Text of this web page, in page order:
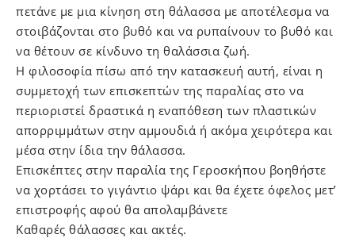
πετάνε με μια κίνηση στη θάλασσα με αποτέλεσμα να
στοιβάζονται στο βυθό και να ρυπαίνουν το βυθό και
να θέτουν σε κίνδυνο τη θαλάσσια ζωή.
Η φιλοσοφία πίσω από την κατασκευή αυτή, είναι η
συμμετοχή των επισκεπτών της παραλίας στο να
περιοριστεί δραστικά η εναπόθεση των πλαστικών
απορριμμάτων στην αμμουδιά ή ακόμα χειρότερα και
μέσα στην ίδια την θάλασσα.
Επισκέπτες στην παραλία της Γεροσκήπου βοηθήστε
να χορτάσει το γιγάντιο ψάρι και θα έχετε όφελος μετ’
επιστροφής αφού θα απολαμβάνετε
Καθαρές θάλασσες και ακτές.